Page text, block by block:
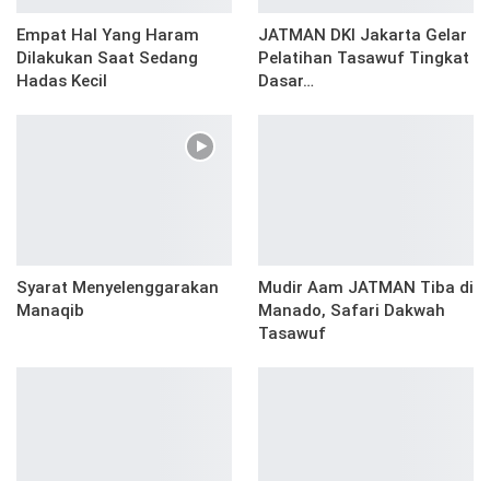
Empat Hal Yang Haram
Dilakukan Saat Sedang
Hadas Kecil
JATMAN DKI Jakarta Gelar
Pelatihan Tasawuf Tingkat
Dasar…
Syarat Menyelenggarakan
Manaqib
Mudir Aam JATMAN Tiba di
Manado, Safari Dakwah
Tasawuf